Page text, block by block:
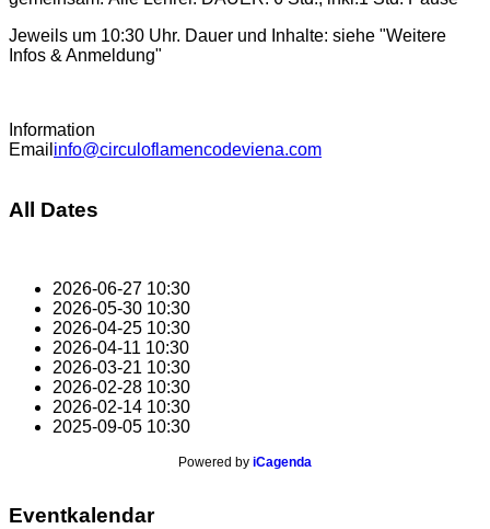
Jeweils um 10:30 Uhr. Dauer und Inhalte: siehe "Weitere
Infos & Anmeldung"
Information
Email info@circuloflamencodeviena.com
All Dates
2026-06-27 10:30
2026-05-30 10:30
2026-04-25 10:30
2026-04-11 10:30
2026-03-21 10:30
2026-02-28 10:30
2026-02-14 10:30
2025-09-05 10:30
Powered by iCagenda
Eventkalendar